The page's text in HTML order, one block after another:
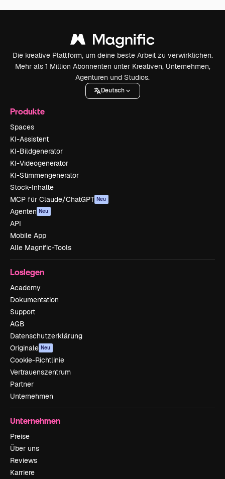
Die kreative Plattform, um deine beste Arbeit zu verwirklichen.
Mehr als 1 Million Abonnenten unter Kreativen, Unternehmen,
Agenturen und Studios.
Deutsch
Produkte
Spaces
KI-Assistent
KI-Bildgenerator
KI-Videogenerator
KI-Stimmengenerator
Stock-Inhalte
MCP für Claude/ChatGPT Neu
Agenten Neu
API
Mobile App
Alle Magnific-Tools
Loslegen
Academy
Dokumentation
Support
AGB
Datenschutzerklärung
Originale Neu
Cookie-Richtlinie
Vertrauenszentrum
Partner
Unternehmen
Unternehmen
Preise
Über uns
Reviews
Karriere